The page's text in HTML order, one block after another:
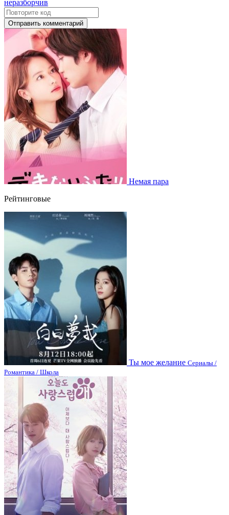
Отправить комментарий
Немая пара
Рейтинговые
Ты мое желание Сериалы /
Романтика / Школа